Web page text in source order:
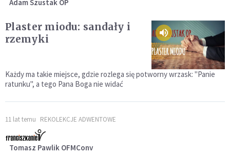
Adam Szustak OP
Plaster miodu: sandały i
rzemyki
Każdy ma takie miejsce, gdzie rozlega się potworny wrzask: "Panie
ratunku", a tego Pana Boga nie widać
11 lat temu REKOLEKCJE ADWENTOWE
Tomasz Pawlik OFMConv